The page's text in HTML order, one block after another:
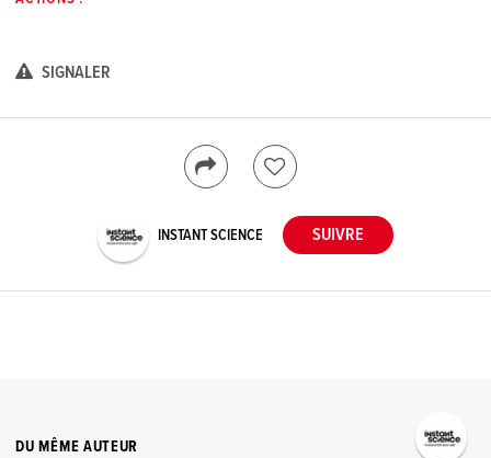
SIGNALER
INSTANT SCIENCE
DU MÊME AUTEUR